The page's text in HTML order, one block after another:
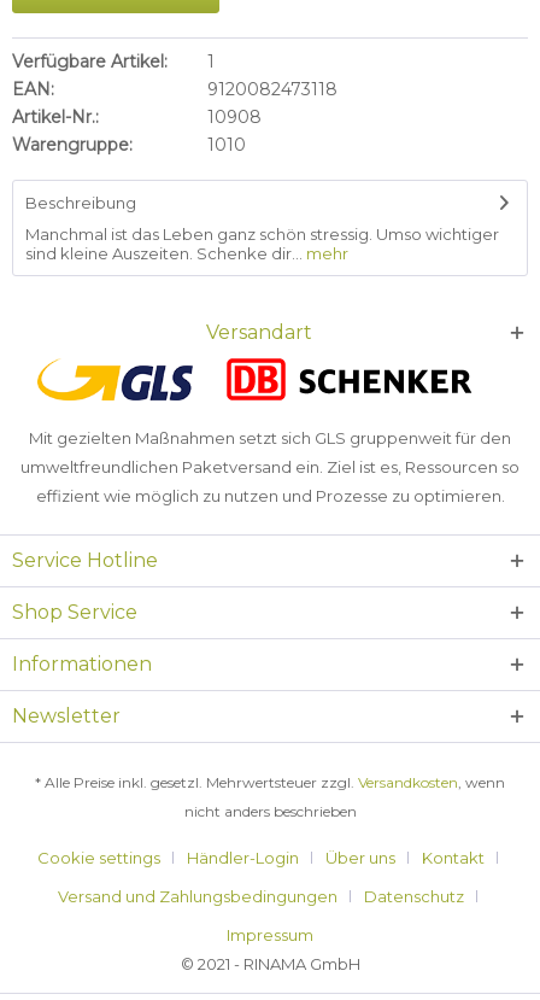
Verfügbare Artikel:
1
EAN:
9120082473118
Artikel-Nr.:
10908
Warengruppe:
1010
Beschreibung
Manchmal ist das Leben ganz schön stressig. Umso wichtiger
sind kleine Auszeiten. Schenke dir...
mehr
Versandart
Mit gezielten Maßnahmen setzt sich GLS gruppenweit für den
umweltfreundlichen Paketversand ein. Ziel ist es, Ressourcen so
effizient wie möglich zu nutzen und Prozesse zu optimieren.
Service Hotline
Shop Service
Informationen
Newsletter
* Alle Preise inkl. gesetzl. Mehrwertsteuer zzgl. Versandkosten, wenn
nicht anders beschrieben
Cookie settings Händler-Login Über uns
Kontakt
Versand und Zahlungsbedingungen
Datenschutz
Impressum
© 2021 - RINAMA GmbH